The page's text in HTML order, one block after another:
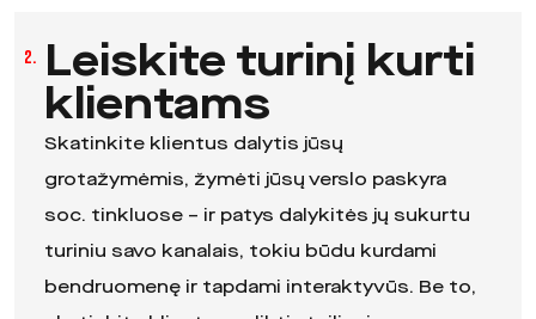
2.
Leiskite turinį kurti
klientams
Skatinkite klientus dalytis jūsų
grotažymėmis, žymėti jūsų verslo paskyra
soc. tinkluose – ir patys dalykitės jų sukurtu
turiniu savo kanalais, tokiu būdu kurdami
bendruomenę ir tapdami interaktyvūs. Be to,